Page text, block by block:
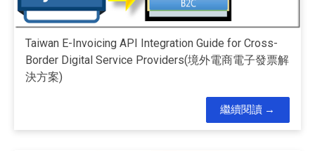
Taiwan E-Invoicing API Integration Guide for Cross-
Border Digital Service Providers(境外電商電子發票解
決方案)
繼續閱讀